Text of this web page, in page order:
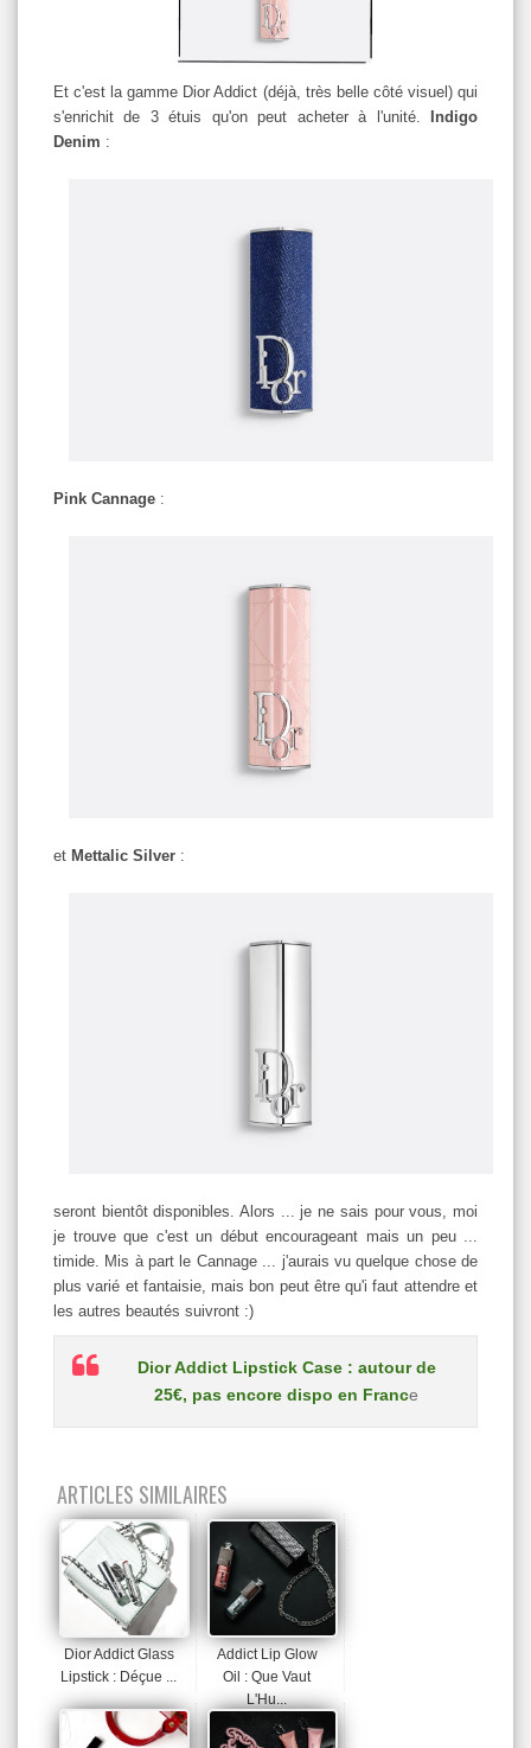
Et c'est la gamme Dior Addict (déjà, très belle côté visuel) qui
s'enrichit de 3 étuis qu'on peut acheter à l'unité.
Indigo
Denim :
Pink Cannage :
et Mettalic Silver :
seront bientôt disponibles. Alors ... je ne sais pour vous, moi
je trouve que c'est un début encourageant mais un peu ...
timide. Mis à part le Cannage ... j'aurais vu quelque chose de
plus varié et fantaisie, mais bon peut être qu'i faut attendre et
les autres beautés suivront :)
Dior Addict Lipstick Case : autour de
25€, pas encore dispo en France
ARTICLES SIMILAIRES
Dior Addict Glass
Lipstick : Déçue ...
Addict Lip Glow
Oil : Que Vaut
L'Hu...